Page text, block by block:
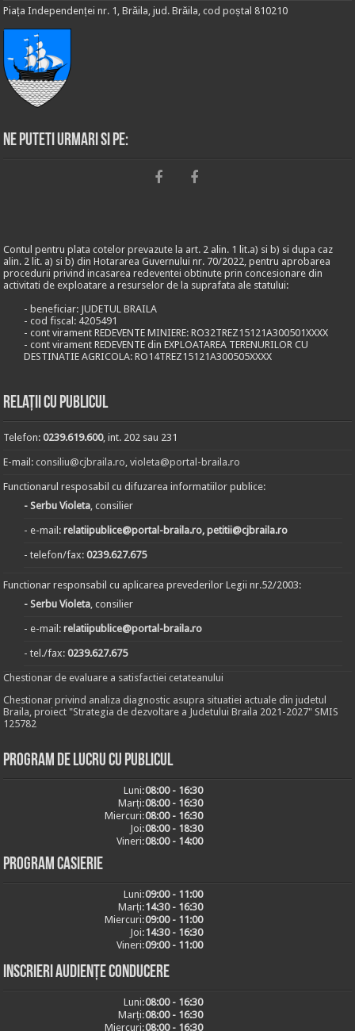
Piața Independenței nr. 1, Brăila, jud. Brăila, cod poștal 810210
Ne puteti urmari si pe:
Contul pentru plata cotelor prevazute la art. 2 alin. 1 lit.a) si b) si dupa caz
alin. 2 lit. a) si b) din Hotararea Guvernului nr. 70/2022, pentru aprobarea
procedurii privind incasarea redeventei obtinute prin concesionare din
activitati de exploatare a resurselor de la suprafata ale statului:
- beneficiar: JUDETUL BRAILA
- cod fiscal: 4205491
- cont virament REDEVENTE MINIERE: RO32TREZ15121A300501XXXX
- cont virament REDEVENTE din EXPLOATAREA TERENURILOR CU
DESTINATIE AGRICOLA: RO14TREZ15121A300505XXXX
Relații cu publicul
Telefon:0239.619.600, int. 202 sau 231
E-mail:consiliu@cjbraila.ro,violeta@portal-braila.ro
Functionarul resposabil cu difuzarea informatiilor publice:
- Serbu Violeta, consilier
- e-mail:relatiipublice@portal-braila.ro, petitii@cjbraila.ro
- telefon/fax:0239.627.675
Functionar responsabil cu aplicarea prevederilor Legii nr.52/2003:
- Serbu Violeta, consilier
- e-mail:relatiipublice@portal-braila.ro
- tel./fax:0239.627.675
Chestionar de evaluare a satisfactiei cetateanului
Chestionar privind analiza diagnostic asupra situatiei actuale din judetul
Braila, proiect "Strategia de dezvoltare a Judetului Braila 2021-2027" SMIS
125782
Program de lucru cu publicul
Luni:08:00 - 16:30
Marți:08:00 - 16:30
Miercuri:08:00 - 16:30
Joi:08:00 - 18:30
Vineri:08:00 - 14:00
Program casierie
Luni:09:00 - 11:00
Marți:14:30 - 16:30
Miercuri:09:00 - 11:00
Joi:14:30 - 16:30
Vineri:09:00 - 11:00
Inscrieri audiențe conducere
Luni:08:00 - 16:30
Marți:08:00 - 16:30
Miercuri:08:00 - 16:30